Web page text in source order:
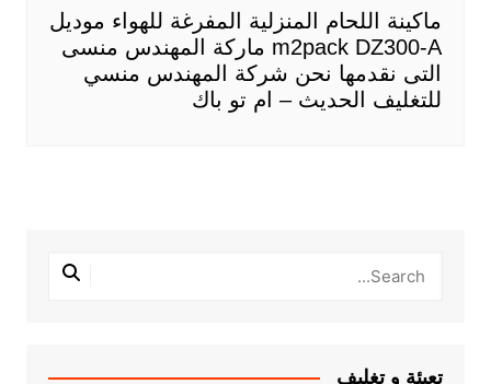
ماكينة اللحام المنزلية المفرغة للهواء موديل
m2pack DZ300-A ماركة المهندس منسى
التى نقدمها نحن شركة المهندس منسي
للتغليف الحديث – ام تو باك
تعبئة و تغليف